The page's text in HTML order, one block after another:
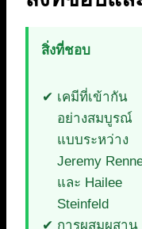
สิ่งที่ชอบ
เคมีที่เข้ากัน
อย่างสมบูรณ์
แบบระหว่าง
Jeremy
และ Hailee
Steinfeld
การผสมผสาน